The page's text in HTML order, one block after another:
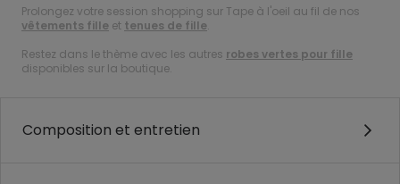
Prolongez votre session shopping sur Tape à l'oeil au fil de nos
vêtements fille et tenues de fille.
Restez dans le thème avec les autres robes vertes pour fille
disponibles sur la boutique.
Composition et entretien